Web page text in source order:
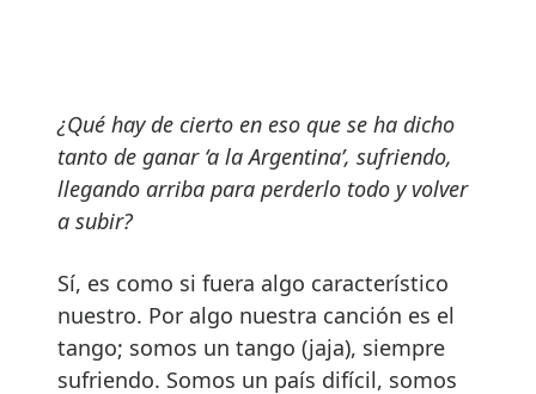
¿Qué hay de cierto en eso que se ha dicho
tanto de ganar ‘a la Argentina’, sufriendo,
llegando arriba para perderlo todo y volver
a subir?
Sí, es como si fuera algo característico
nuestro. Por algo nuestra canción es el
tango; somos un tango (jaja), siempre
sufriendo. Somos un país difícil, somos